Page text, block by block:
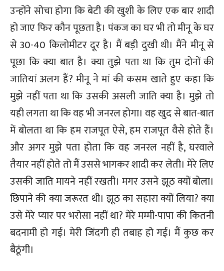
उन्होंने सोचा होगा कि बेटी की खुशी के लिए एक बार शादी
हो जाए फिर कौन पूछता है। पंकज का घर भी तो मीनू के घर
से 30-40 किलोमीटर दूर है। मैं बड़ी दुखी थी। मैंने मीनू से
पूछा कि क्या बात है। क्या तुझे पता था कि तुम दोनों की
जातियां अलग हैं? मीनू ने मां की कसम खाते हुए कहा कि
मुझे नहीं पता था कि उसकी असली जाति क्या है। मुझे तो
यही लगता था कि वह भी जनरल होगा। वह खुद से बात-बात
में बोलता था कि हम राजपूत ऐसे, हम राजपूत वैसे होते हैं।
और अगर मुझे पता होता कि वह जनरल नहीं है, घरवाले
तैयार नहीं होते तो मैं उससे भागकर शादी कर लेती। मेरे लिए
उसकी जाति मायने नहीं रखती। मगर उसने झूठ क्यों बोला।
छिपाने की क्या जरूरत थी। झूठ का सहारा क्यों लिया? क्या
उसे मेरे प्यार पर भरोसा नहीं था? मेरे मम्मी-पापा की कितनी
बदनामी हो गई। मेरी जिंदगी ही तबाह हो गई। मैं कुछ कर
बैठूंगी।